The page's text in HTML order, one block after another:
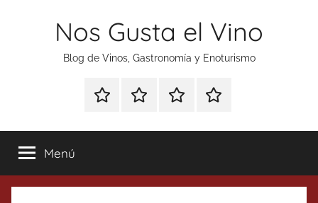
Nos Gusta el Vino
Blog de Vinos, Gastronomía y Enoturismo
Especial
Tonics
Enoturismo
Gastronomía
RankingContacto
Menú